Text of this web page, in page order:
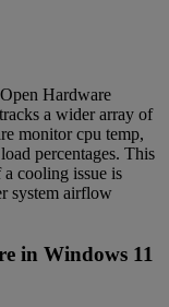
Hardware
a wider array of
monitor cpu temp,
percentages. This
cooling issue is
system airflow
in Windows 11